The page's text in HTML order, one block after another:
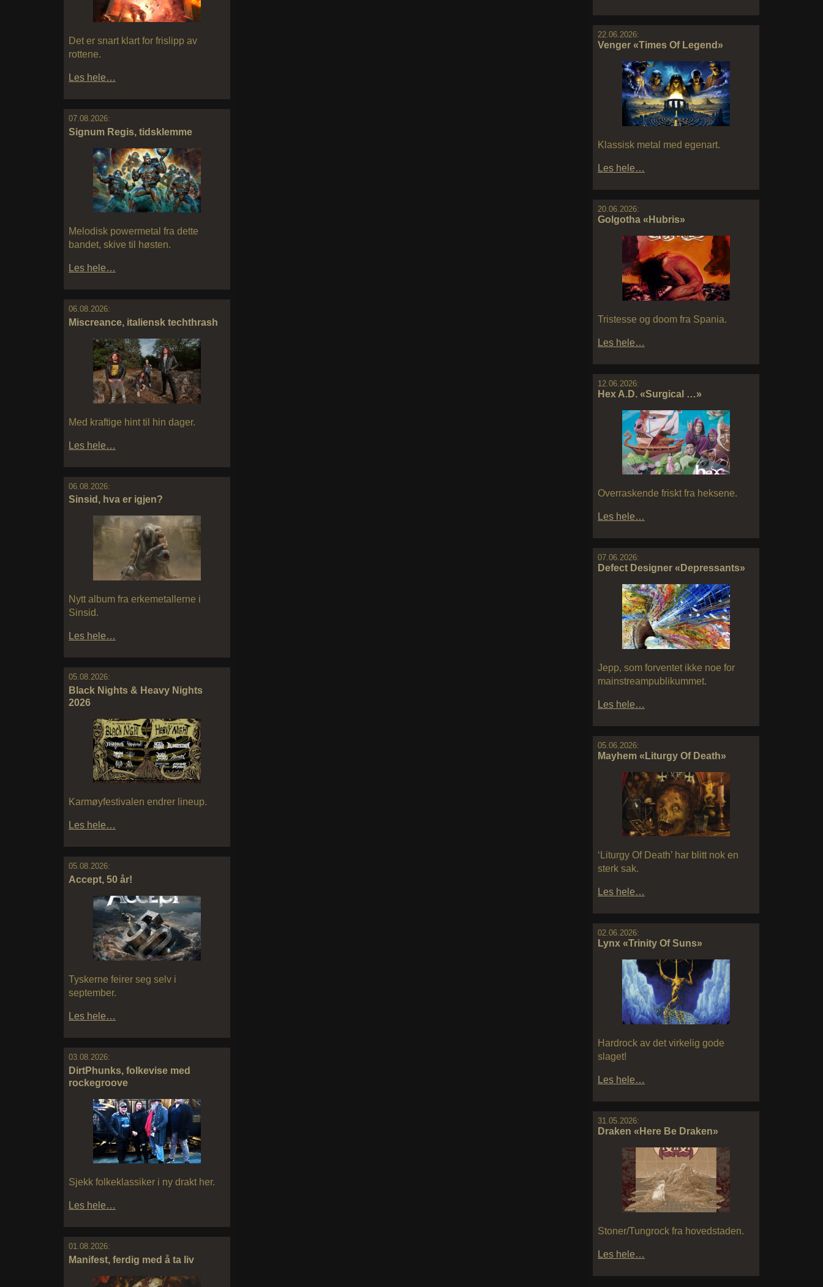
Det er snart klart for frislipp av
rottene.
Les hele…
07.08.2026:
Signum Regis, tidsklemme
Melodisk powermetal fra dette
bandet, skive til høsten.
Les hele…
06.08.2026:
Miscreance, italiensk techthrash
Med kraftige hint til hin dager.
Les hele…
06.08.2026:
Sinsid, hva er igjen?
Nytt album fra erkemetallerne i
Sinsid.
Les hele…
05.08.2026:
Black Nights & Heavy Nights
2026
Karmøyfestivalen endrer lineup.
Les hele…
05.08.2026:
Accept, 50 år!
Tyskerne feirer seg selv i
september.
Les hele…
03.08.2026:
DirtPhunks, folkevise med
rockegroove
Sjekk folkeklassiker i ny drakt her.
Les hele…
01.08.2026:
Manifest, ferdig med å ta liv
22.06.2026:
Venger «Times Of Legend»
Klassisk metal med egenart.
Les hele…
20.06.2026:
Golgotha «Hubris»
Tristesse og doom fra Spania.
Les hele…
12.06.2026:
Hex A.D. «Surgical …»
Overraskende friskt fra heksene.
Les hele…
07.06.2026:
Defect Designer «Depressants»
Jepp, som forventet ikke noe for
mainstreampublikummet.
Les hele…
05.06.2026:
Mayhem «Liturgy Of Death»
‘Liturgy Of Death’ har blitt nok en
sterk sak.
Les hele…
02.06.2026:
Lynx «Trinity Of Suns»
Hardrock av det virkelig gode
slaget!
Les hele…
31.05.2026:
Draken «Here Be Draken»
Stoner/Tungrock fra hovedstaden.
Les hele…